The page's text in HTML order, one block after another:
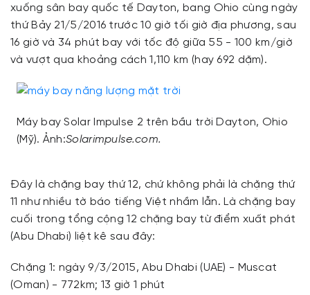
xuống sân bay quốc tế Dayton, bang Ohio cùng ngày
thứ Bảy 21/5/2016 trước 10 giờ tối giờ địa phương, sau
16 giờ và 34 phút bay với tốc độ giữa 55 - 100 km/giờ
và vượt qua khoảng cách 1,110 km (hay 692 dặm).
Máy bay Solar Impulse 2 trên bầu trời Dayton, Ohio
(Mỹ). Ảnh:Solarimpulse.com.
Đây là chặng bay thứ 12, chứ không phải là chặng thứ
11 như nhiều tờ báo tiếng Việt nhầm lẫn. Là chặng bay
cuối trong tổng cộng 12 chặng bay từ điểm xuất phát
(Abu Dhabi) liệt kê sau đây:
Chặng 1: ngày 9/3/2015, Abu Dhabi (UAE) - Muscat
(Oman) - 772km; 13 giờ 1 phút